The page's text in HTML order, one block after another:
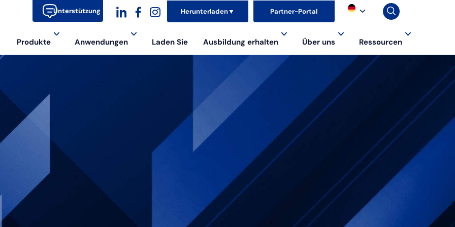
Unterstützung
dashicons-
linkedin
facebook-
instagram
Herunterladen▼ Partner-Portal
Produkte Anwendungen Laden Sie Ausbildung erhalten Über uns Ressourcen